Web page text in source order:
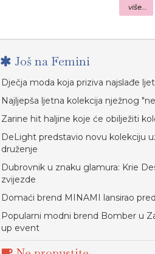
više...
Još na Femini
Dječja moda koja priziva najslađe
Najljepša ljetna kolekcija nježnog
Zarine hit haljine koje će obilježiti
DeLight predstavio novu kolekciju
druženje
Dubrovnik u znaku glamura: Krie
zvijezde
Domaći brend MINAMI lansirao
Popularni modni brend Bomber u
up event